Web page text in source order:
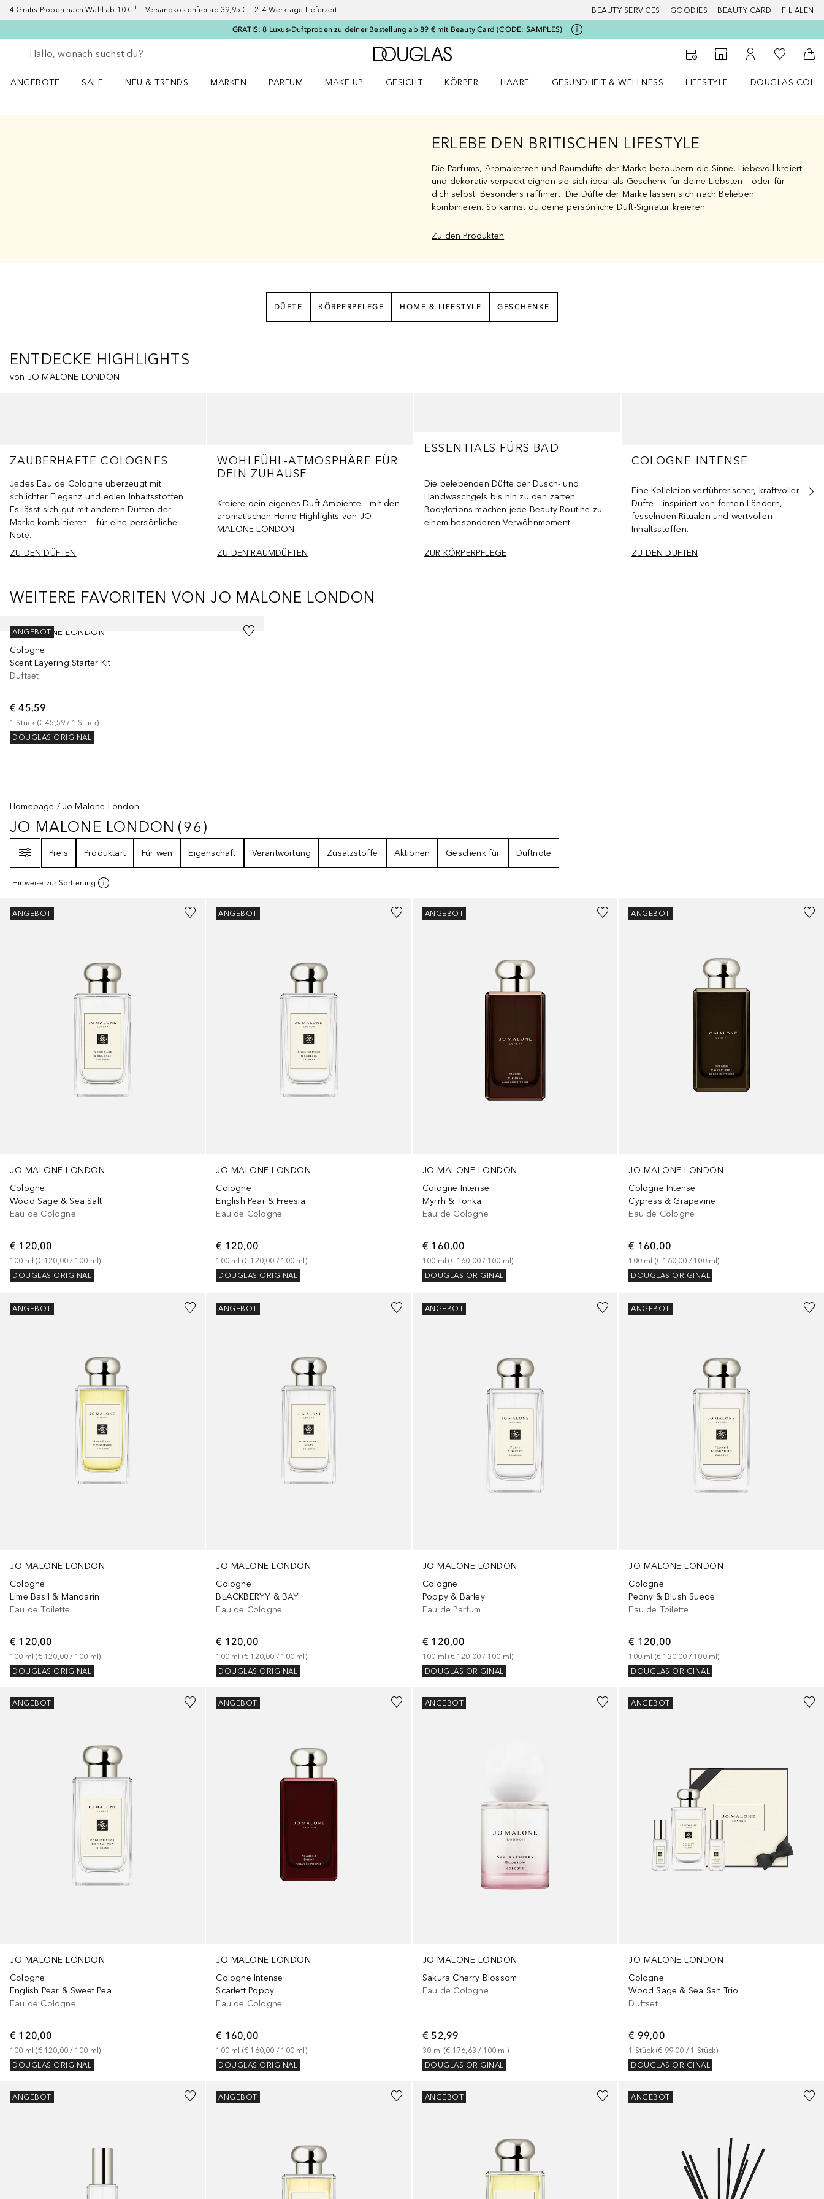
4 Gratis-Proben nach Wahl ab 10 € ¹ Versandkostenfrei ab 39,95 € 2–4 Werktage Lieferzeit BEAUTY SERVICES GOODIES BEAUTY CARD FILIALEN
GRATIS: 8 Luxus-Duftproben zu deiner Bestellung ab 89 € mit Beauty Card (CODE: SAMPLES)
Gehe zurück
Suche ausführen
Zur Douglas Startseite
Zum Storefinder
Zu Meinem
Zu Meiner
ANGEBOTE
SALE
NEU & TRENDS
MARKEN
PARFUM
MAKE-UP
GESICHT
KÖRPER
HAARE
GESUNDHEIT & WELLNESS
LIFESTYLE
DOUGLAS
ERLEBE DEN BRITISCHEN LIFESTYLE
Die Parfums, Aromakerzen und Raumdüfte der Marke bezaubern die Sinne. Liebevoll kreiert
und dekorativ verpackt eignen sie sich ideal als Geschenk für deine Liebsten – oder für
dich selbst. Besonders raffiniert: Die Düfte der Marke lassen sich nach Belieben
kombinieren. So kannst du deine persönliche Duft-Signatur kreieren.
Zu den Produkten
DÜFTE KÖRPERPFLEGE HOME & LIFESTYLE GESCHENKE
ENTDECKE HIGHLIGHTS
von JO MALONE LONDON
ZAUBERHAFTE COLOGNES
Jedes Eau de Cologne überzeugt mit
schlichter Eleganz und edlen Inhaltsstoffen.
Es lässt sich gut mit anderen Düften der
Marke kombinieren – für eine persönliche
Note.
ZU DEN DÜFTEN
WOHLFÜHL-ATMOSPHÄRE FÜR
DEIN ZUHAUSE
Kreiere dein eigenes Duft-Ambiente – mit den
aromatischen Home-Highlights von JO
MALONE LONDON.
ZU DEN RAUMDÜFTEN
ESSENTIALS FÜRS BAD
Die belebenden Düfte der Dusch- und
Handwaschgels bis hin zu den zarten
Bodylotions machen jede Beauty-Routine zu
einem besonderen Verwöhnmoment.
ZUR KÖRPERPFLEGE
COLOGNE INTENSE
Eine Kollektion verführerischer, kraftvoller
Düfte – inspiriert von fernen Ländern,
fesselnden Ritualen und wertvollen
Inhaltsstoffen.
ZU DEN DÜFTEN
WEITERE FAVORITEN VON JO MALONE LONDON
JO MALONE LONDON
Cologne
Scent Layering Starter Kit
Duftset
€ 45,59
1 Stück (€ 45,59 / 1 Stück)
DOUGLAS ORIGINAL
ANGEBOT
Homepage Jo Malone London
JO MALONE LONDON96ERGEBNISSE
JO MALONE LONDON (96)
Preis
Produktart Für wen Eigenschaft Verantwortung Zusatzstoffe Aktionen Geschenk für Duftnote
Hinweise zur Sortierung
JO MALONE LONDON
Cologne
Wood Sage & Sea Salt
Eau de Cologne
€ 120,00
100 ml (€ 120,00 / 100 ml)
DOUGLAS ORIGINAL
ANGEBOT
JO MALONE LONDON
Cologne
English Pear & Freesia
Eau de Cologne
€ 120,00
100 ml (€ 120,00 / 100 ml )
DOUGLAS ORIGINAL
ANGEBOT
JO MALONE LONDON
Cologne Intense
Myrrh & Tonka
Eau de Cologne
€ 160,00
100 ml (€ 160,00 / 100 ml )
DOUGLAS ORIGINAL
ANGEBOT
JO MALONE LONDON
Cologne Intense
Cypress & Grapevine
Eau de Cologne
€ 160,00
100 ml (€ 160,00 / 100 ml)
DOUGLAS ORIGINAL
ANGEBOT
JO MALONE LONDON
Cologne
Lime Basil & Mandarin
Eau de Toilette
€ 120,00
100 ml (€ 120,00 / 100 ml)
DOUGLAS ORIGINAL
ANGEBOT
JO MALONE LONDON
Cologne
BLACKBERYY & BAY
Eau de Cologne
€ 120,00
100 ml (€ 120,00 / 100 ml)
DOUGLAS ORIGINAL
ANGEBOT
JO MALONE LONDON
Cologne
Poppy & Barley
Eau de Parfum
€ 120,00
100 ml (€ 120,00 / 100 ml)
DOUGLAS ORIGINAL
ANGEBOT
JO MALONE LONDON
Cologne
Peony & Blush Suede
Eau de Toilette
€ 120,00
100 ml (€ 120,00 / 100 ml)
DOUGLAS ORIGINAL
ANGEBOT
JO MALONE LONDON
Cologne
English Pear & Sweet Pea
Eau de Cologne
€ 120,00
100 ml (€ 120,00 / 100 ml)
DOUGLAS ORIGINAL
ANGEBOT
JO MALONE LONDON
Cologne Intense
Scarlett Poppy
Eau de Cologne
€ 160,00
100 ml (€ 160,00 / 100 ml )
DOUGLAS ORIGINAL
ANGEBOT
JO MALONE LONDON
Sakura Cherry Blossom
Eau de Cologne
€ 52,99
30 ml (€ 176,63 / 100 ml )
DOUGLAS ORIGINAL
ANGEBOT
JO MALONE LONDON
Cologne
Wood Sage & Sea Salt Trio
Duftset
€ 99,00
1 Stück (€ 99,00 / 1 Stück)
DOUGLAS ORIGINAL
ANGEBOT
ANGEBOT ANGEBOT ANGEBOT ANGEBOT